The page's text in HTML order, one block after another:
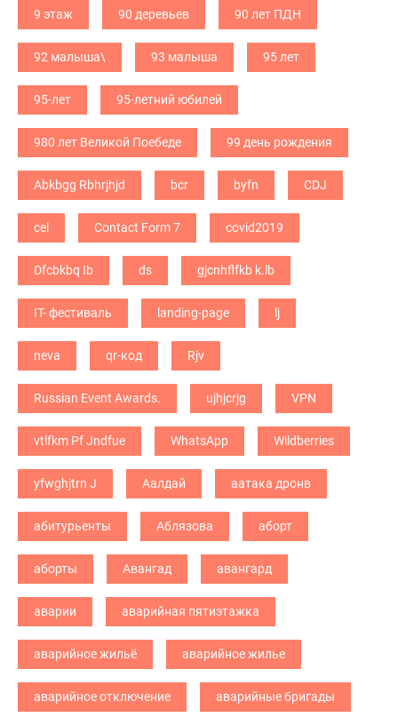
9 этаж 90 деревьев 90 лет ПДН
92 малыша\ 93 малыша 95 лет
95-лет 95-летний юбилей
980 лет Великой Поебеде 99 день рождения
Abkbgg Rbhrjhjd bcr byfn CDJ
cel Contact Form 7 covid2019
Dfcbkbq Ib ds gjcnhflfkb k.lb
IT- фестиваль landing-page lj
neva qr-код Rjv
Russian Event Awards. ujhjcrjg VPN
vtlfkm Pf Jndfue WhatsApp Wildberries
yfwghjtrn J Аалдай аатака дронв
абитурьенты Аблязова аборт
аборты Авангад авангард
аварии аварийная пятиэтажка
аварийное жильё аварийное жилье
аварийное отключение аварийные бригады